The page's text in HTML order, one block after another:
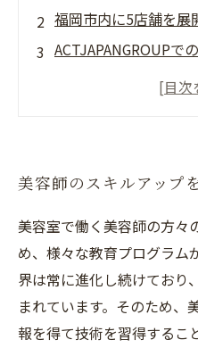
福岡市内に5店舗を展
ACTJAPANGROUPで
ACTJAPANGROUPで
美容師のスキルアップ
美容室で働く美容師の方々
め、様々な教育プログラム
界は常に進化し続けており
まれています。そのため、
報を得て技術を習得するこ